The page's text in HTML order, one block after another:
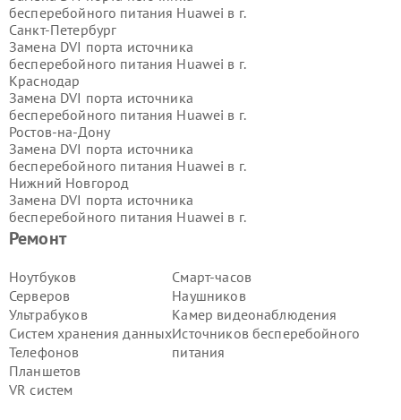
Ремонт
Ноутбуков
Серверов
Ультрабуков
Систем хранения данных
Телефонов
Планшетов
VR систем
Смарт-часов
Наушников
Камер видеонаблюдения
Источников бесперебойного
питания
бесперебойного питания Huawei в г.
Санкт-Петербург
Замена DVI порта источника
бесперебойного питания Huawei в г.
Краснодар
Замена DVI порта источника
бесперебойного питания Huawei в г.
Ростов-на-Дону
Замена DVI порта источника
бесперебойного питания Huawei в г.
Нижний Новгород
Замена DVI порта источника
бесперебойного питания Huawei в г.
Новосибирск
Замена DVI порта источника
бесперебойного питания Huawei в г.
Екатеринбург
Замена DVI порта источника
бесперебойного питания Huawei в г.
Казань
Замена DVI порта источника
бесперебойного питания Huawei в г.
Воронеж